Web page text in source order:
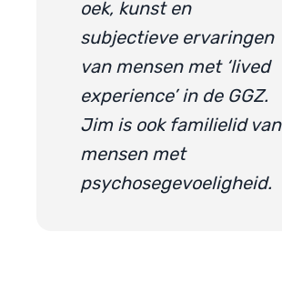
oek, kunst en
subjectieve ervaringen
van mensen met ‘lived
experience’ in de GGZ.
Jim is ook familielid van
mensen met
psychosegevoeligheid.